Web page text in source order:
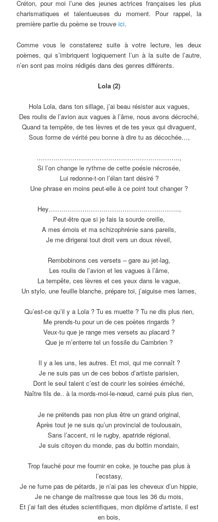
Créton, pour moi l’une des jeunes actrices françaises les plus
charismatiques et talentueuses du moment. Pour rappel, la
première partie du poème se trouveici.
Comme vous le constaterez suite à votre lecture, les deux
poèmes, qui s’imbriquent logiquement l’un à la suite de l’autre,
n’en sont pas moins rédigés dans des genres différents.
Lola (2)
Hola Lola, dans ton sillage, j’ai beau résister aux vagues,
Des roulis de l’avion aux vagues à l’âme, nous avons décroché,
Quand ta tempête, de tes lèvres et de tes yeux qui divaguent,
Sous forme de vérité peu bonne à dire tu as décochée…,
…………………………………………………………..,
Si l’on change le rythme de cette poésie nécrosée,
Lui redonne-t-on l’élan tant désiré ?
Une phrase en moins peut-elle à ce point tout changer ?
Hey……………………………………………………..,
Peut-être que si je fais la sourde oreille,
A mes émois et ma schizophrénie sans pareils,
Je me dirigerai tout droit vers un doux réveil,
Rembobinons ces versets – gare au jet-lag,
Les roulis de l’avion et les vagues à l’âme,
La tempête, ces lèvres et ces yeux dans le vague,
Un stylo, une feuille blanche, prépare toi, j’aiguise mes lames,
Qu’est-ce qu’il y a Lola ? Tu es muette ? Tu ne dis plus rien,
Me prends-tu pour un de ces poètes ringards ?
Veux-tu que je range mes versets au placard ?
Que je m’enterre tel un fossile du Cambrien ?
Il y a les uns, les autres. Et moi, qui me connaît ?
Je ne suis pas un de ces bobos d’artiste parisien,
Dont le seul talent c’est de courir les soirées éméché,
Naître fils de.. à la mords-moi-le-nœud, camé puis plus rien,
Je ne prétends pas non plus être un grand original,
Après tout je ne suis qu’un provincial de toulousain,
Sans l’accent, ni le rugby, apatride régional,
Je suis citoyen du monde, pas du bottin mondain,
Trop fauché pour me fournir en coke, je touche pas plus à
l’ecstasy,
Je ne fume pas de pétards, je n’ai pas les cheveux d’un hippie,
Je ne change de maîtresse que tous les 36 du mois,
Et j’ai fait des études scientifiques, mon diplôme d’artiste, il est
en bois,